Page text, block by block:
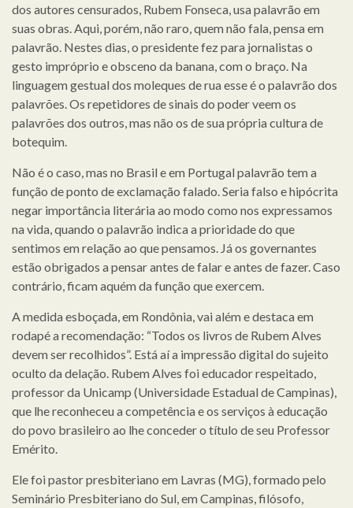
dos autores censurados, Rubem Fonseca, usa palavrão em
suas obras. Aqui, porém, não raro, quem não fala, pensa em
palavrão. Nestes dias, o presidente fez para jornalistas o
gesto impróprio e obsceno da banana, com o braço. Na
linguagem gestual dos moleques de rua esse é o palavrão dos
palavrões. Os repetidores de sinais do poder veem os
palavrões dos outros, mas não os de sua própria cultura de
botequim.
Não é o caso, mas no Brasil e em Portugal palavrão tem a
função de ponto de exclamação falado. Seria falso e hipócrita
negar importância literária ao modo como nos expressamos
na vida, quando o palavrão indica a prioridade do que
sentimos em relação ao que pensamos. Já os governantes
estão obrigados a pensar antes de falar e antes de fazer. Caso
contrário, ficam aquém da função que exercem.
A medida esboçada, em Rondônia, vai além e destaca em
rodapé a recomendação: “Todos os livros de Rubem Alves
devem ser recolhidos”. Está aí a impressão digital do sujeito
oculto da delação. Rubem Alves foi educador respeitado,
professor da Unicamp (Universidade Estadual de Campinas),
que lhe reconheceu a competência e os serviços à educação
do povo brasileiro ao lhe conceder o título de seu Professor
Emérito.
Ele foi pastor presbiteriano em Lavras (MG), formado pelo
Seminário Presbiteriano do Sul, em Campinas, filósofo,